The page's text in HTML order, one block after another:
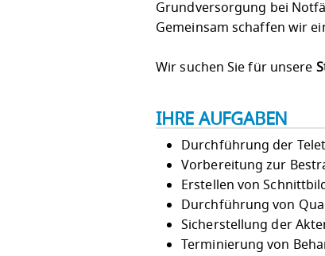
Grundversorgung bei
Gemeinsam schaffen wir
Wir suchen Sie für unsere
IHRE AUFGABEN
Durchführung der
Vorbereitung zur
Erstellen von
Durchführung von
Sicherstellung der
Terminierung von